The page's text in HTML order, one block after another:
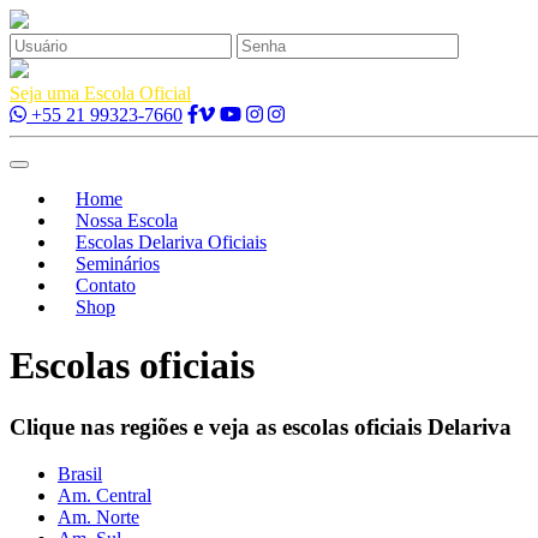
Seja uma Escola Oficial
+55 21 99323-7660
Toggle
navigationHome
Nossa Escola
Escolas Delariva Oficiais
Seminários
Contato
Shop
Escolas oficiais
Clique nas regiões e veja as escolas oficiais Delariva
Brasil
Am. Central
Am. Norte